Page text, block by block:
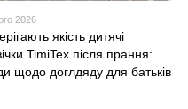
2026
якість дитячі
TimiTex після прання:
щодо доглдяду для батьків